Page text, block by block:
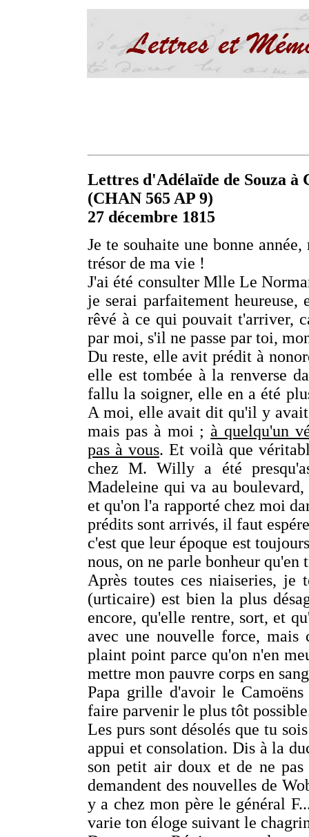
Lettres d'Adélaïde de Souza à
(CHAN 565 AP 9)
27 décembre 1815
Je te souhaite une bonne
trésor de ma vie !
J'ai été consulter Mlle Le
je serai parfaitement
rêvé à ce qui pouvait t'arriver,
par moi, s'il ne passe par toi,
Du reste, elle avit prédit à
elle est tombée à la renverse
fallu la soigner, elle en a été
A moi, elle avait dit qu'il y
mais pas à moi ;à quelqu'un
pas à vous. Et voilà que
chez M. Willy a été
Madeleine qui va au
et qu'on l'a rapporté chez moi
prédits sont arrivés, il faut
c'est que leur époque est
nous, on ne parle bonheur qu'en
Après toutes ces niaiseries,
(urticaire) est bien la plus
encore, qu'elle rentre, sort, et
avec une nouvelle force, mais
plaint point parce qu'on n'en
mettre mon pauvre corps en
Papa grille d'avoir le
faire parvenir le plus tôt
Les purs sont désolés que tu
appui et consolation. Dis à la
son petit air doux et de ne
demandent des nouvelles de
y a chez mon père le général
varie ton éloge suivant le